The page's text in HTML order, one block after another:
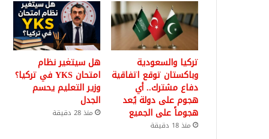
تركيا والسعودية
وباكستان توقع اتفاقية
دفاع مشترك.. أي
هجوم على دولة يُعد
هجوماً على الجميع
منذ 18 دقيقة
هل سيتغير نظام
امتحان YKS في تركيا؟
وزير التعليم يحسم
الجدل
منذ 28 دقيقة